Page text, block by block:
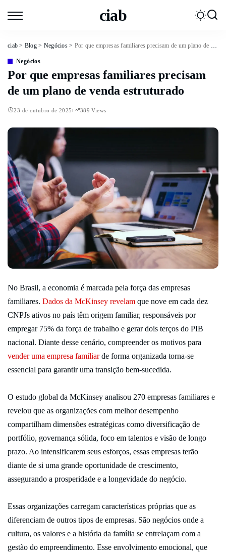
ciab
ciab > Blog > Negócios> Por que empresas familiares precisam de um plano de venda estruturado
Negócios
Por que empresas familiares precisam
de um plano de venda estruturado
23 de outubro de 2025 389 Views
No Brasil, a economia é marcada pela força das empresas
familiares. Dados da McKinsey revelam que nove em cada dez
CNPJs ativos no país têm origem familiar, responsáveis por
empregar 75% da força de trabalho e gerar dois terços do PIB
nacional. Diante desse cenário, compreender os motivos para
vender uma empresa familiarde forma organizada torna-se
essencial para garantir uma transição bem-sucedida.
O estudo global da McKinsey analisou 270 empresas familiares e
revelou que as organizações com melhor desempenho
compartilham dimensões estratégicas como diversificação de
portfólio, governança sólida, foco em talentos e visão de longo
prazo. Ao intensificarem seus esforços, essas empresas terão
diante de si uma grande oportunidade de crescimento,
assegurando a prosperidade e a longevidade do negócio.
Essas organizações carregam características próprias que as
diferenciam de outros tipos de empresas. São negócios onde a
cultura, os valores e a história da família se entrelaçam com a
gestão do empreendimento. Esse envolvimento emocional, que